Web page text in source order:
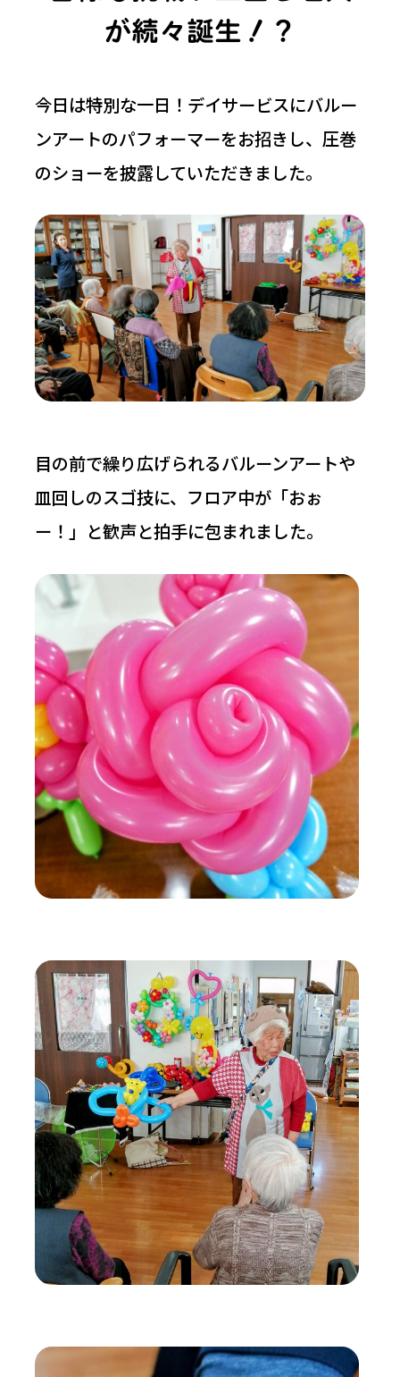
が続々誕生！？
今日は特別な一日！デイサービスにバルー
ンアートのパフォーマーをお招きし、圧巻
のショーを披露していただきました。
目の前で繰り広げられるバルーンアートや
皿回しのスゴ技に、フロア中が「おぉ
ー！」と歓声と拍手に包まれました。